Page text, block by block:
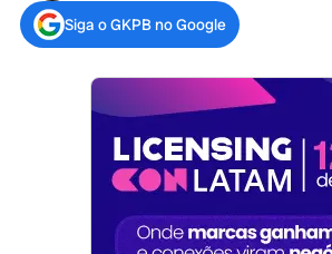
Siga o GKPB no Google